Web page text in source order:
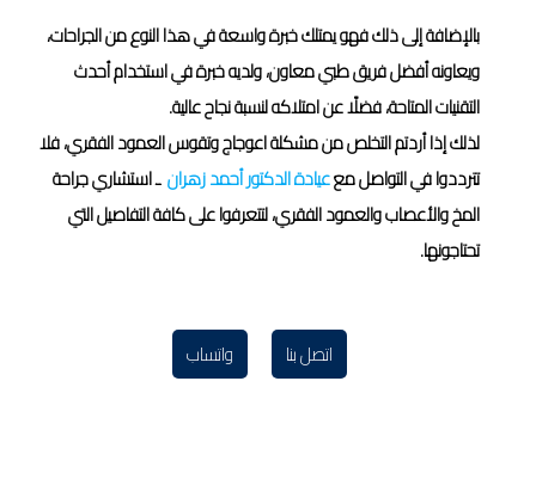
بالإضافة إلى ذلك فهو يمتلك خبرة واسعة في هذا النوع من الجراحات،
ويعاونه أفضل فريق طبي معاون، ولديه خبرة في استخدام أحدث
التقنيات المتاحة، فضلًا عن امتلاكه لنسبة نجاح عالية.
لذلك إذا أردتم التخلص من مشكلة اعوجاج وتقوس العمود الفقري، فلا
تترددوا في التواصل مععيادة الدكتور أحمد زهرانـ استشاري جراحة
المخ والأعصاب والعمود الفقري، لتتعرفوا على كافة التفاصيل التي
تحتاجونها.
اتصل بنا واتساب